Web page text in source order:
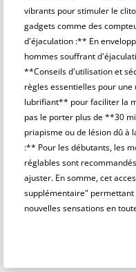
vibrants pour stimuler le
gadgets comme des
d'éjaculation :** En
hommes souffrant
**Conseils d'utilisation et
règles essentielles pour
lubrifiant** pour faciliter la
pas le porter plus de **30
priapisme ou de lésion dû à
:** Pour les débutants, les
réglables sont
ajuster. En somme, cet
supplémentaire"
nouvelles sensations en